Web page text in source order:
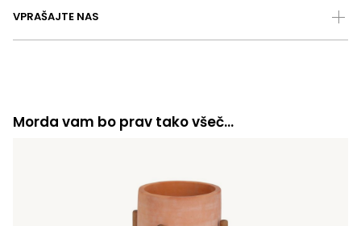
VPRAŠAJTE NAS
Morda vam bo prav tako všeč…